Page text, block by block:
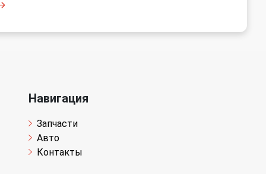
Навигация
Запчасти
Авто
Контакты